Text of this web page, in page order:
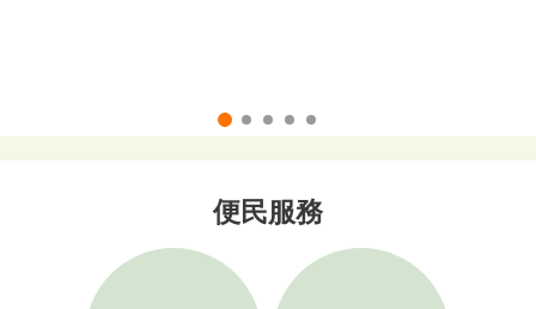
公告因應2026城鎮韌性（防空）演習行動網路降速演練，宣導及及可行因應措施
便民服務